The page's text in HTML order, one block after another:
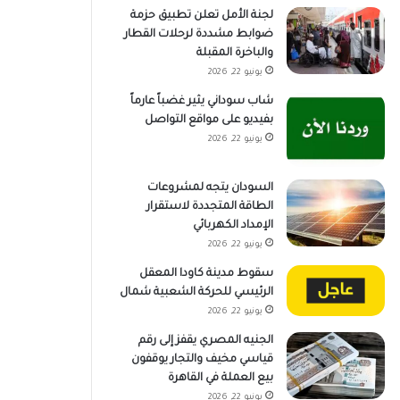
لجنة الأمل تعلن تطبيق حزمة
ضوابط مشددة لرحلات القطار
والباخرة المقبلة
يونيو 22, 2026
شاب سوداني يثير غضباً عارماً
بفيديو على مواقع التواصل
يونيو 22, 2026
السودان يتجه لمشروعات
الطاقة المتجددة لاستقرار
الإمداد الكهربائي
يونيو 22, 2026
سقوط مدينة كاودا المعقل
الرئيسي للحركة الشعبية شمال
يونيو 22, 2026
الجنيه المصري يقفز إلى رقم
قياسي مخيف والتجار يوقفون
بيع العملة في القاهرة
يونيو 22, 2026